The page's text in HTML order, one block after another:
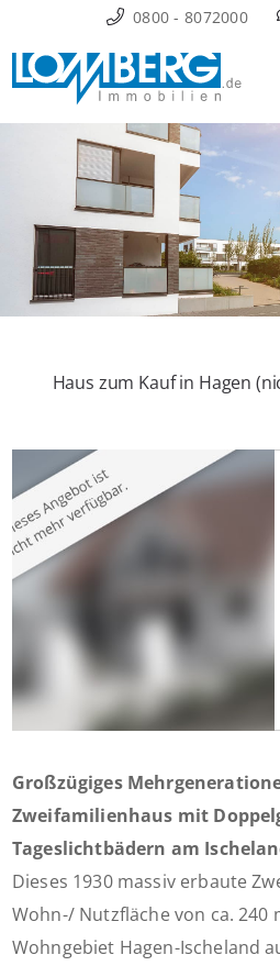
Inhalt
springen
0800 - 8072000
Haus zum Kauf in Hagen
Großzügiges
Zweifamilienhaus mit
Tageslichtbädern am
Dieses 1930 massiv erbaute
Wohn-/ Nutzfläche von ca. 240
Wohngebiet Hagen-Ischeland